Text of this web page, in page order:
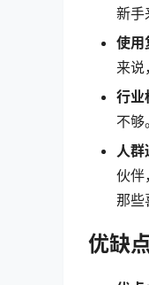
新手
使用
来说
行业
不够
人群
伙伴
那些
优缺